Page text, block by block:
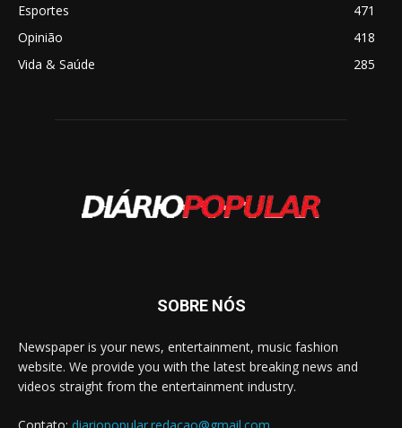
Esportes
471
Opinião
418
Vida & Saúde
285
SOBRE NÓS
Newspaper is your news, entertainment, music fashion
website. We provide you with the latest breaking news and
videos straight from the entertainment industry.